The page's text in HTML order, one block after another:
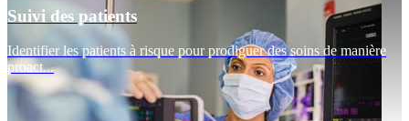
Suivi des patients
Identifier les patients à risque pour prodiguer des soins de manière
proact...